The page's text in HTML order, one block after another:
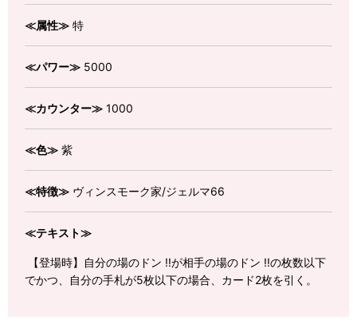
≪属性≫ 特
≪パワー≫ 5000
≪カウンター≫ 1000
≪色≫ 紫
≪特徴≫ ヴィンスモーク家/ジェルマ66
≪テキスト≫
【登場時】自分の場のドン !!が相手の場のドン !!の枚数以下
でかつ、自分の手札が5枚以下の場合、カード2枚を引く。